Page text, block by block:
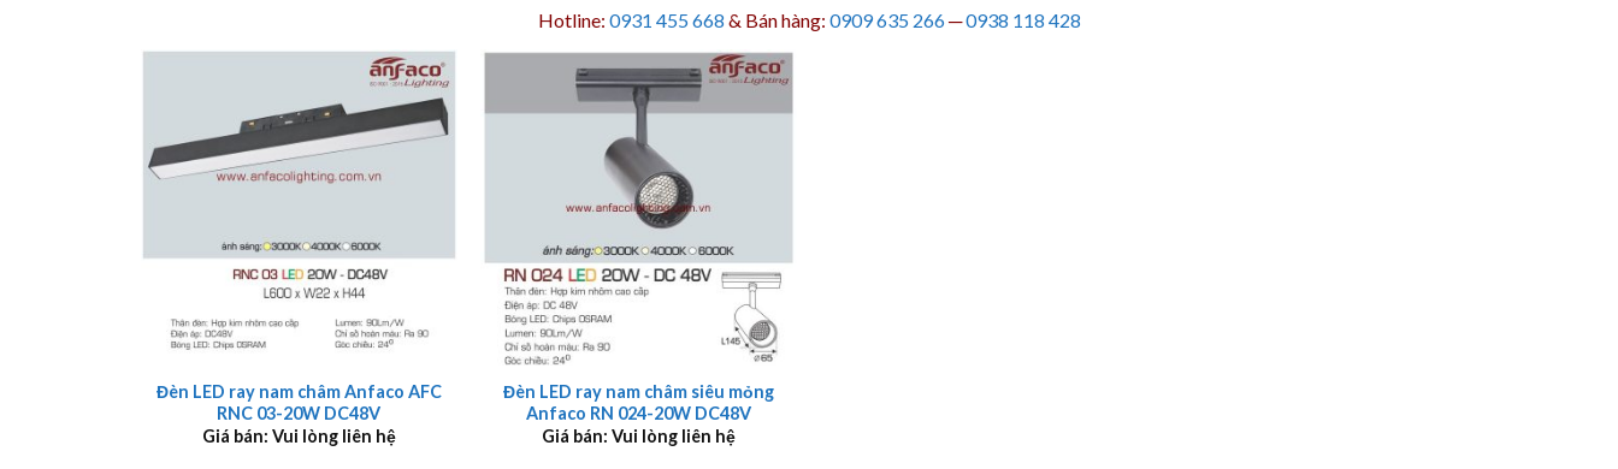
Hotline: 0931 455 668 & Bán hàng: 0909 635 266─0938 118 428
+
Đèn LED ray nam châm Anfaco AFC
RNC 03-20W DC48V
Giá bán: Vui lòng liên hệ
+
Đèn LED ray nam châm siêu mỏng
Anfaco RN 024-20W DC48V
Giá bán: Vui lòng liên hệ